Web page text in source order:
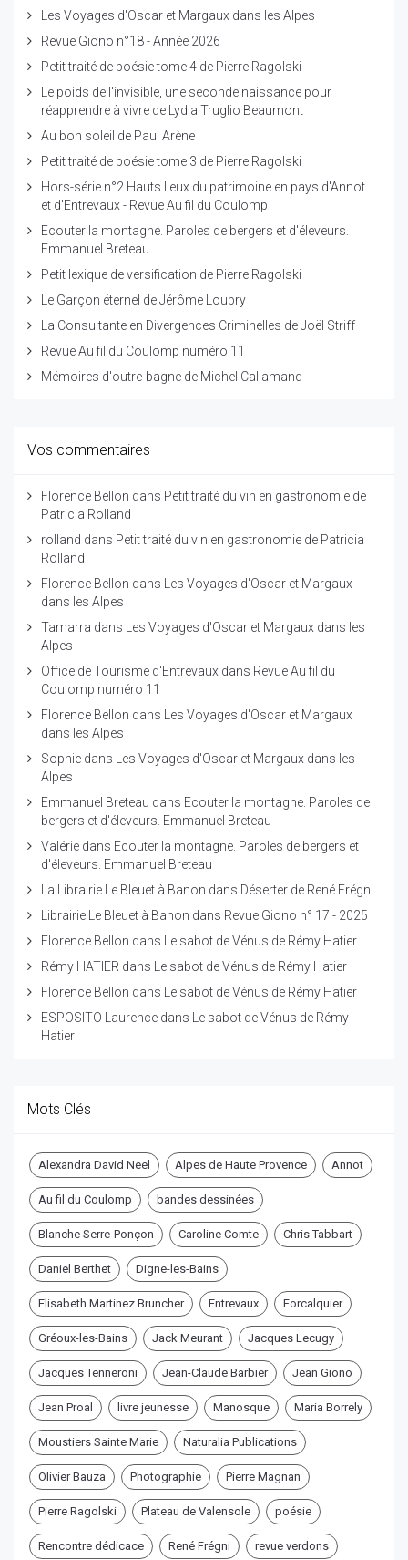
Les Voyages d'Oscar et Margaux dans les Alpes
Revue Giono n°18 - Année 2026
Petit traité de poésie tome 4 de Pierre Ragolski
Le poids de l'invisible, une seconde naissance pour
réapprendre à vivre de Lydia Truglio Beaumont
Au bon soleil de Paul Arène
Petit traité de poésie tome 3 de Pierre Ragolski
Hors-série n°2 Hauts lieux du patrimoine en pays d'Annot
et d'Entrevaux - Revue Au fil du Coulomp
Ecouter la montagne. Paroles de bergers et d'éleveurs.
Emmanuel Breteau
Petit lexique de versification de Pierre Ragolski
Le Garçon éternel de Jérôme Loubry
La Consultante en Divergences Criminelles de Joël Striff
Revue Au fil du Coulomp numéro 11
Mémoires d'outre-bagne de Michel Callamand
Vos commentaires
Florence Bellon dans Petit traité du vin en gastronomie de
Patricia Rolland
rolland dans Petit traité du vin en gastronomie de Patricia
Rolland
Florence Bellon dans Les Voyages d'Oscar et Margaux
dans les Alpes
Tamarra dans Les Voyages d'Oscar et Margaux dans les
Alpes
Office de Tourisme d'Entrevaux dans Revue Au fil du
Coulomp numéro 11
Florence Bellon dans Les Voyages d'Oscar et Margaux
dans les Alpes
Sophie dans Les Voyages d'Oscar et Margaux dans les
Alpes
Emmanuel Breteau dans Ecouter la montagne. Paroles de
bergers et d'éleveurs. Emmanuel Breteau
Valérie dans Ecouter la montagne. Paroles de bergers et
d'éleveurs. Emmanuel Breteau
La Librairie Le Bleuet à Banon dans Déserter de René Frégni
Librairie Le Bleuet à Banon dans Revue Giono n° 17 - 2025
Florence Bellon dans Le sabot de Vénus de Rémy Hatier
Rémy HATIER dans Le sabot de Vénus de Rémy Hatier
Florence Bellon dans Le sabot de Vénus de Rémy Hatier
ESPOSITO Laurence dans Le sabot de Vénus de Rémy
Hatier
Mots Clés
Alexandra David Neel Alpes de Haute Provence Annot
Au fil du Coulomp bandes dessinées
Blanche Serre-Ponçon Caroline Comte Chris Tabbart
Daniel Berthet Digne-les-Bains
Elisabeth Martinez Bruncher Entrevaux Forcalquier
Gréoux-les-Bains Jack Meurant Jacques Lecugy
Jacques Tenneroni Jean-Claude Barbier Jean Giono
Jean Proal livre jeunesse Manosque Maria Borrely
Moustiers Sainte Marie Naturalia Publications
Olivier Bauza Photographie Pierre Magnan
Pierre Ragolski Plateau de Valensole poésie
Rencontre dédicace René Frégni revue verdons